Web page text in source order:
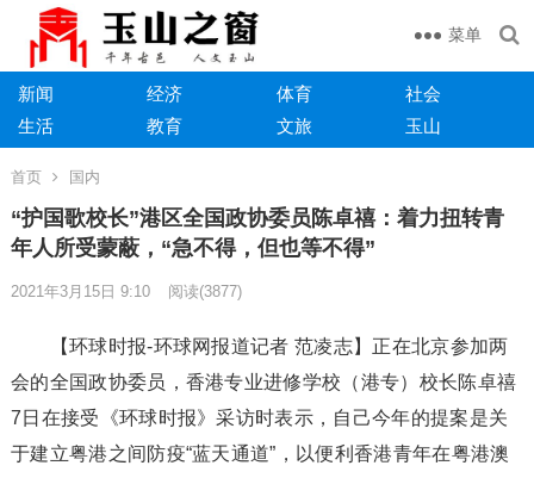
菜单
新闻 经济 体育
社会
生活
教育 文旅 玉山
首页 国内
“护国歌校长”港区全国政协委员陈卓禧：着力扭转青
年人所受蒙蔽，“急不得，但也等不得”
2021年3月15日 9:10 阅读(3877)
【环球时报-环球网报道记者 范凌志】正在北京参加两
会的全国政协委员，香港专业进修学校（港专）校长陈卓禧
7日在接受《环球时报》采访时表示，自己今年的提案是关
于建立粤港之间防疫“蓝天通道”，以便利香港青年在粤港澳